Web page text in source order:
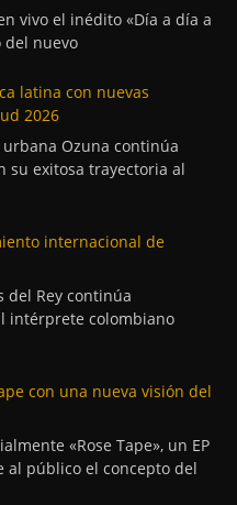
vivo el inédito «Día a día a
del nuevo
latina con nuevas
2026
Ozuna continúa
su exitosa trayectoria al
internacional de
del Rey continúa
intérprete colombiano
con una nueva visión del
«Rose Tape», un EP
al público el concepto del